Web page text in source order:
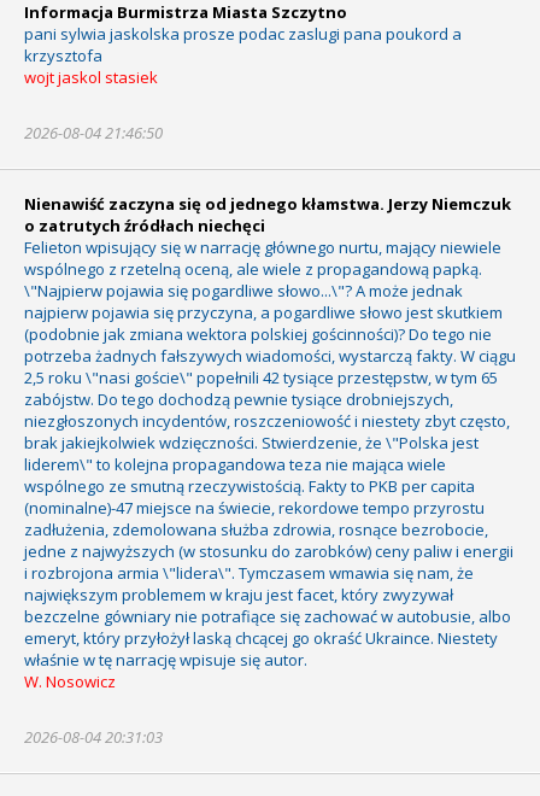
Informacja Burmistrza Miasta Szczytno
pani sylwia jaskolska prosze podac zaslugi pana poukord a
krzysztofa
wojt jaskol stasiek
2026-08-04 21:46:50
Nienawiść zaczyna się od jednego kłamstwa. Jerzy Niemczuk
o zatrutych źródłach niechęci
Felieton wpisujący się w narrację głównego nurtu, mający niewiele
wspólnego z rzetelną oceną, ale wiele z propagandową papką.
\"Najpierw pojawia się pogardliwe słowo...\"? A może jednak
najpierw pojawia się przyczyna, a pogardliwe słowo jest skutkiem
(podobnie jak zmiana wektora polskiej gościnności)? Do tego nie
potrzeba żadnych fałszywych wiadomości, wystarczą fakty. W ciągu
2,5 roku \"nasi goście\" popełnili 42 tysiące przestępstw, w tym 65
zabójstw. Do tego dochodzą pewnie tysiące drobniejszych,
niezgłoszonych incydentów, roszczeniowość i niestety zbyt często,
brak jakiejkolwiek wdzięczności. Stwierdzenie, że \"Polska jest
liderem\" to kolejna propagandowa teza nie mająca wiele
wspólnego ze smutną rzeczywistością. Fakty to PKB per capita
(nominalne)-47 miejsce na świecie, rekordowe tempo przyrostu
zadłużenia, zdemolowana służba zdrowia, rosnące bezrobocie,
jedne z najwyższych (w stosunku do zarobków) ceny paliw i energii
i rozbrojona armia \"lidera\". Tymczasem wmawia się nam, że
największym problemem w kraju jest facet, który zwyzywał
bezczelne gówniary nie potrafiące się zachować w autobusie, albo
emeryt, który przyłożył laską chcącej go okraść Ukraince. Niestety
właśnie w tę narrację wpisuje się autor.
W. Nosowicz
2026-08-04 20:31:03